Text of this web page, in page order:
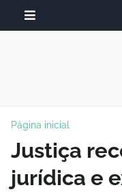
Página inicial
Justiça
jurídica e